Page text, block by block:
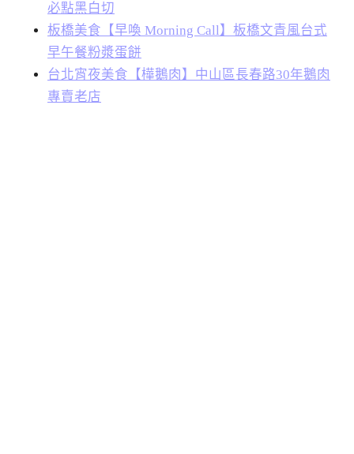
必點黑白切
板橋美食【早喚 Morning Call】板橋文青風台式
早午餐粉漿蛋餅
台北宵夜美食【樺鵝肉】中山區長春路30年鵝肉
專賣老店